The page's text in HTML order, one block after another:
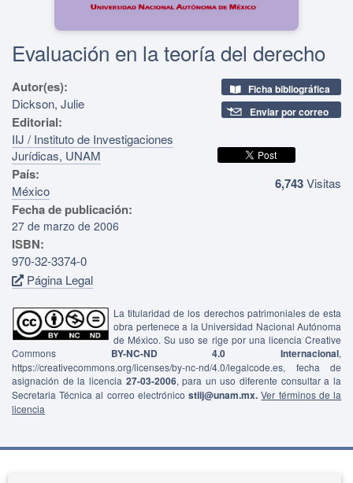
Evaluación en la teoría del derecho
Autor(es):
Dickson, Julie
Editorial:
IIJ / Instituto de Investigaciones
Jurídicas, UNAM
País:
México
Fecha de publicación:
27 de marzo de 2006
ISBN:
970-32-3374-0
Página Legal
Ficha bibliográfica
Enviar por correo
6,743Visitas
La titularidad de los derechos patrimoniales de esta
obra pertenece a la Universidad Nacional Autónoma
de México. Su uso se rige por una licencia Creative
Commons BY-NC-ND 4.0 Internacional,
https://creativecommons.org/licenses/by-nc-nd/4.0/legalcode.es, fecha de
asignación de la licencia 27-03-2006, para un uso diferente consultar a la
Secretaria Técnica al correo electrónicostiij@unam.mx. Ver términos de la
licencia